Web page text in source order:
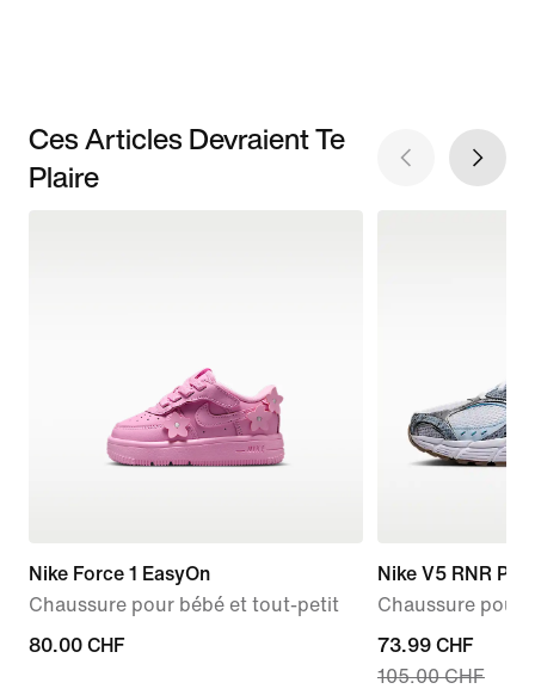
Ces Articles Devraient Te
Plaire
Nike Force 1 EasyOn
Chaussure pour bébé et tout-petit
80.00 CHF
80.00 CHF
Nike V5 RNR
Chaussure pour
current
price
73.99 CHF
105.00 CHF